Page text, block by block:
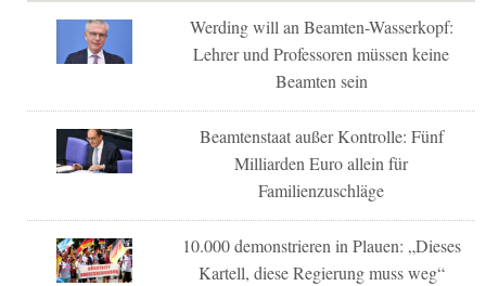
Werding will an Beamten-Wasserkopf:
Lehrer und Professoren müssen keine
Beamten sein
Beamtenstaat außer Kontrolle: Fünf
Milliarden Euro allein für
Familienzuschläge
10.000 demonstrieren in Plauen: „Dieses
Kartell, diese Regierung muss weg“